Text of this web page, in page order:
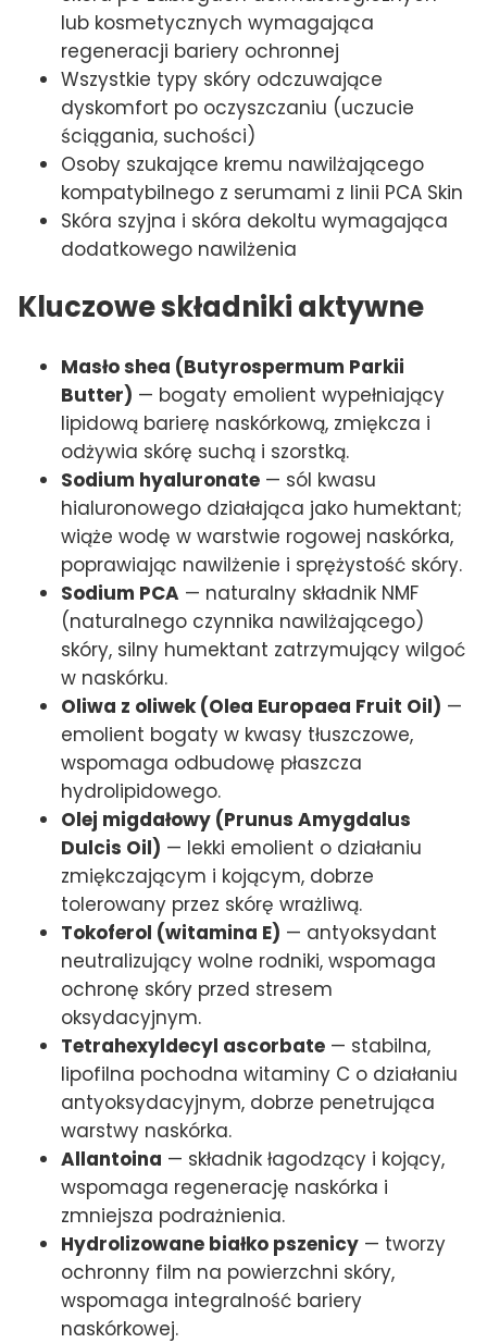
lub kosmetycznych wymagająca
regeneracji bariery ochronnej
Wszystkie typy skóry odczuwające
dyskomfort po oczyszczaniu (uczucie
ściągania, suchości)
Osoby szukające kremu nawilżającego
kompatybilnego z serumami z linii PCA Skin
Skóra szyjna i skóra dekoltu wymagająca
dodatkowego nawilżenia
Kluczowe składniki aktywne
Masło shea (Butyrospermum Parkii
Butter) — bogaty emolient wypełniający
lipidową barierę naskórkową, zmiękcza i
odżywia skórę suchą i szorstką.
Sodium hyaluronate — sól kwasu
hialuronowego działająca jako humektant;
wiąże wodę w warstwie rogowej naskórka,
poprawiając nawilżenie i sprężystość skóry.
Sodium PCA — naturalny składnik NMF
(naturalnego czynnika nawilżającego)
skóry, silny humektant zatrzymujący wilgoć
w naskórku.
Oliwa z oliwek (Olea Europaea Fruit Oil) —
emolient bogaty w kwasy tłuszczowe,
wspomaga odbudowę płaszcza
hydrolipidowego.
Olej migdałowy (Prunus Amygdalus
Dulcis Oil) — lekki emolient o działaniu
zmiękczającym i kojącym, dobrze
tolerowany przez skórę wrażliwą.
Tokoferol (witamina E) — antyoksydant
neutralizujący wolne rodniki, wspomaga
ochronę skóry przed stresem
oksydacyjnym.
Tetrahexyldecyl ascorbate — stabilna,
lipofilna pochodna witaminy C o działaniu
antyoksydacyjnym, dobrze penetrująca
warstwy naskórka.
Allantoina — składnik łagodzący i kojący,
wspomaga regenerację naskórka i
zmniejsza podrażnienia.
Hydrolizowane białko pszenicy — tworzy
ochronny film na powierzchni skóry,
wspomaga integralność bariery
naskórkowej.